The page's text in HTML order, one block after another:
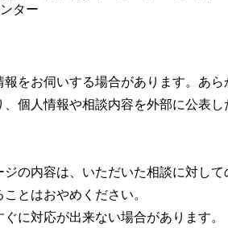
ター
をお伺いする場合があります。あら
、個人情報や相談内容を外部に公表
ジの内容は、いただいた相談に対し
とはおやめください。
に対応が出来ない場合があります。